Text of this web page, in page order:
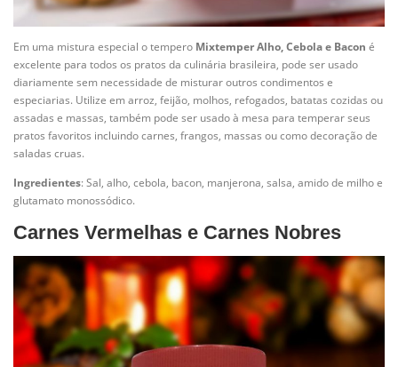
Em uma mistura especial o tempero Mixtemper Alho, Cebola e Bacon é
excelente para todos os pratos da culinária brasileira, pode ser usado
diariamente sem necessidade de misturar outros condimentos e
especiarias. Utilize em arroz, feijão, molhos, refogados, batatas cozidas ou
assadas e massas, também pode ser usado à mesa para temperar seus
pratos favoritos incluindo carnes, frangos, massas ou como decoração de
saladas cruas.
Ingredientes: Sal, alho, cebola, bacon, manjerona, salsa, amido de milho e
glutamato monossódico.
Carnes Vermelhas e Carnes Nobres